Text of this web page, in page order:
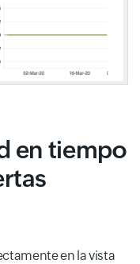
en tiempo
en la vista